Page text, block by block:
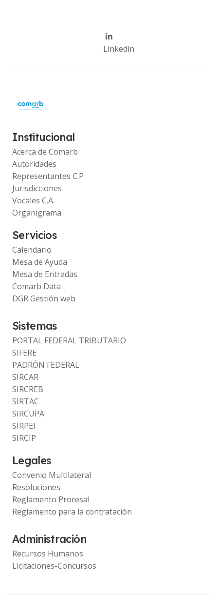
Linkedin
Institucional
Acerca de Comarb
Autoridades
Representantes C.P
Jurisdicciones
Vocales C.A.
Organigrama
Servicios
Calendario
Mesa de Ayuda
Mesa de Entradas
Comarb Data
DGR Gestión web
Sistemas
PORTAL FEDERAL TRIBUTARIO
SIFERE
PADRÓN FEDERAL
SIRCAR
SIRCREB
SIRTAC
SIRCUPA
SIRPEI
SIRCIP
Legales
Convenio Multilateral
Resoluciones
Reglamento Procesal
Reglamento para la contratación
Administración
Recursos Humanos
Licitaciones-Concursos